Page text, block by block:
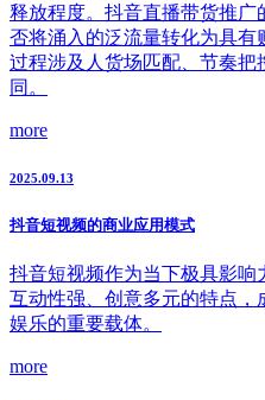
释放程度。抖音直播带货推
否将涌入的泛流量转化为具
过程涉及人货场匹配、节奏
同。
more
2025.09.13
抖音短视频的商业应用模式
抖音短视频作为当下极具影响
互动性强、创意多元的特点
娱乐的重要载体。
more